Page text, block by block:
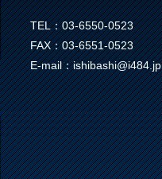
TEL：03-6550-0523
FAX：03-6551-0523
E-mail：ishibashi@i484.jp